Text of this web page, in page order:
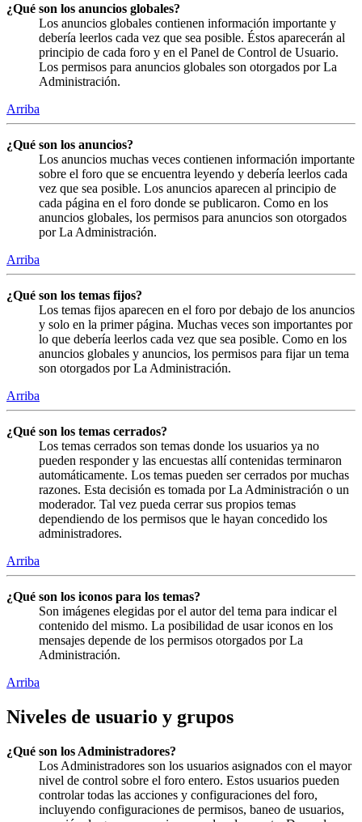
¿Qué son los anuncios globales?
Los anuncios globales contienen información importante y
debería leerlos cada vez que sea posible. Éstos aparecerán al
principio de cada foro y en el Panel de Control de Usuario.
Los permisos para anuncios globales son otorgados por La
Administración.
Arriba
¿Qué son los anuncios?
Los anuncios muchas veces contienen información importante
sobre el foro que se encuentra leyendo y debería leerlos cada
vez que sea posible. Los anuncios aparecen al principio de
cada página en el foro donde se publicaron. Como en los
anuncios globales, los permisos para anuncios son otorgados
por La Administración.
Arriba
¿Qué son los temas fijos?
Los temas fijos aparecen en el foro por debajo de los anuncios
y solo en la primer página. Muchas veces son importantes por
lo que debería leerlos cada vez que sea posible. Como en los
anuncios globales y anuncios, los permisos para fijar un tema
son otorgados por La Administración.
Arriba
¿Qué son los temas cerrados?
Los temas cerrados son temas donde los usuarios ya no
pueden responder y las encuestas allí contenidas terminaron
automáticamente. Los temas pueden ser cerrados por muchas
razones. Esta decisión es tomada por La Administración o un
moderador. Tal vez pueda cerrar sus propios temas
dependiendo de los permisos que le hayan concedido los
administradores.
Arriba
¿Qué son los iconos para los temas?
Son imágenes elegidas por el autor del tema para indicar el
contenido del mismo. La posibilidad de usar iconos en los
mensajes depende de los permisos otorgados por La
Administración.
Arriba
Niveles de usuario y grupos
¿Qué son los Administradores?
Los Administradores son los usuarios asignados con el mayor
nivel de control sobre el foro entero. Estos usuarios pueden
controlar todas las acciones y configuraciones del foro,
incluyendo configuraciones de permisos, baneo de usuarios,